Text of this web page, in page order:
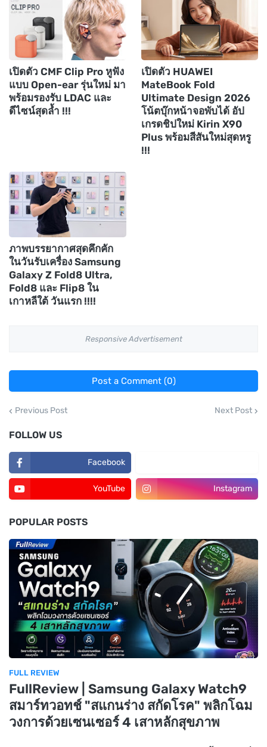
เปิดตัว CMF Clip Pro หูฟัง
แบบ Open-ear รุ่นใหม่ มา
พร้อมรองรับ LDAC และ
ดีไซน์สุดล้ำ !!!
เปิดตัว HUAWEI
MateBook Fold
Ultimate Design 2026
โน้ตบุ๊กหน้าจอพับได้ อัป
เกรดชิปใหม่ Kirin X90
Plus พร้อมสีสันใหม่สุดหรู
!!!
ภาพบรรยากาศสุดคึกคัก
ในวันรับเครื่อง Samsung
Galaxy Z Fold8 Ultra,
Fold8 และ Flip8 ใน
เกาหลีใต้ วันแรก !!!!
Responsive Advertisement
Post a Comment (0)
Previous Post Next Post
FOLLOW US
Facebook
YouTube Instagram
POPULAR POSTS
FULL REVIEW
FullReview | Samsung Galaxy Watch9
สมาร์ทวอทช์ "สแกนร่าง สกัดโรค" พลิกโฉม
วงการด้วยเซนเซอร์ 4 เสาหลักสุขภาพ